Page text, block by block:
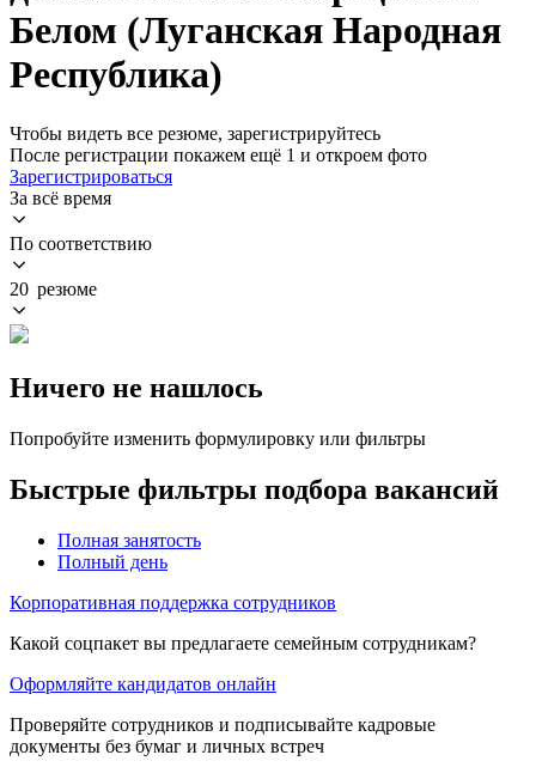
Белом (Луганская Народная
Республика)
Чтобы видеть все резюме, зарегистрируйтесь
После регистрации покажем ещё 1 и откроем фото
Зарегистрироваться
За всё время
По соответствию
20 резюме
Ничего не нашлось
Попробуйте изменить формулировку или фильтры
Быстрые фильтры подбора вакансий
Полная занятость
Полный день
Корпоративная поддержка сотрудников
Какой соцпакет вы предлагаете семейным сотрудникам?
Оформляйте кандидатов онлайн
Проверяйте сотрудников и подписывайте кадровые
документы без бумаг и личных встреч